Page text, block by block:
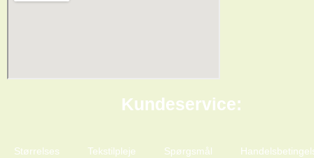
Kundeservice:
Størrelses Tekstilpleje Spørgsmål